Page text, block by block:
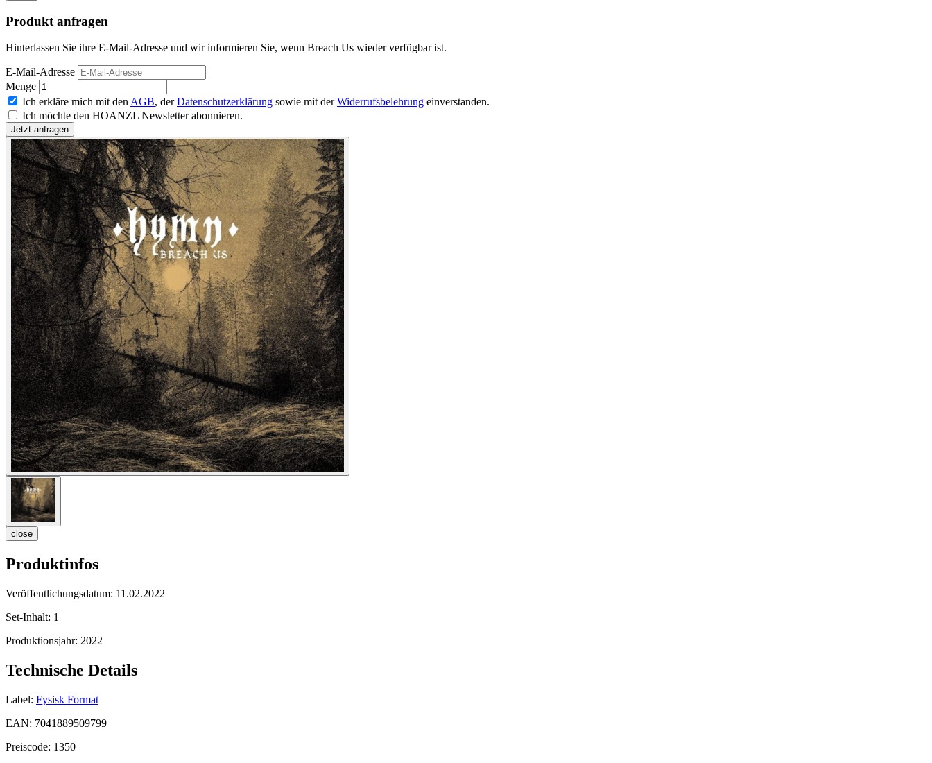
Produkt anfragen
Hinterlassen Sie ihre E-Mail-Adresse und wir informieren Sie, wenn Breach Us wieder verfügbar ist.
E-Mail-Adresse
Menge
Ich erkläre mich mit den AGB, derDatenschutzerklärung sowie mit derWiderrufsbelehrung einverstanden.
Ich möchte den HOANZL Newsletter abonnieren.
close
Produktinfos
Veröffentlichungsdatum: 11.02.2022
Set-Inhalt: 1
Produktionsjahr: 2022
Technische Details
Label: Fysisk Format
EAN: 7041889509799
Preiscode: 1350